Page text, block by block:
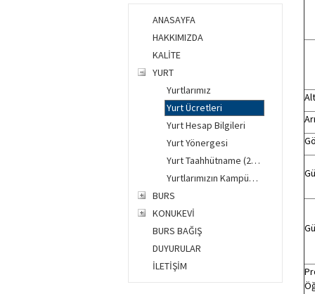
ANASAYFA
HAKKIMIZDA
KALİTE
YURT
Yurtlarımız
Yurt Ücretleri
Yurt Hesap Bilgileri
Yurt Yönergesi
Yurt Taahhütname (2026-2027 Yılı)
Yurtlarımızın Kampüslerimizdeki Konumları
BURS
KONUKEVİ
BURS BAĞIŞ
DUYURULAR
İLETİŞİM